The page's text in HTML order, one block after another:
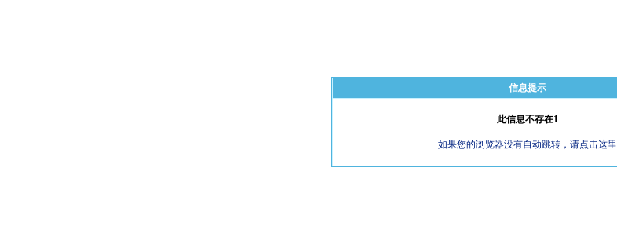
信息提示
此信息不存在1
如果您的浏览器没有自动跳转，请点击这里